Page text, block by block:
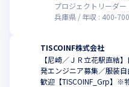
プロジェクトリーダー
兵庫県
年収 : 400-700
TISCOINF株式会社
【尼崎／ＪＲ立花駅直結
発エンジニア募集／服装
歓迎【TISCOINF_Grp】※